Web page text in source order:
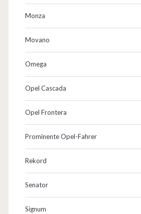
Monza
Movano
Omega
Opel Cascada
Opel Frontera
Prominente Opel-Fahrer
Rekord
Senator
Signum